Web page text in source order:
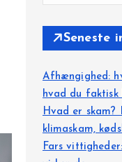
Seneste
Afhængighed:
hvad du faktisk
Hvad er
klimaskam,
Fars